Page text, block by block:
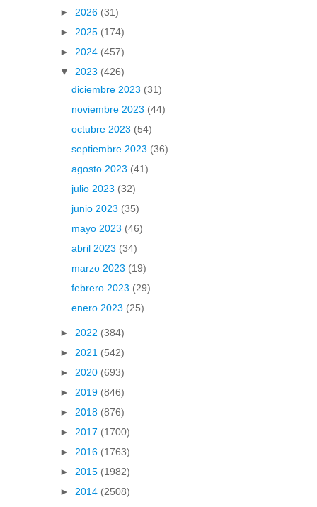
► 2026 (31)
► 2025 (174)
► 2024 (457)
▼ 2023 (426)
diciembre 2023 (31)
noviembre 2023 (44)
octubre 2023 (54)
septiembre 2023 (36)
agosto 2023 (41)
julio 2023 (32)
junio 2023 (35)
mayo 2023 (46)
abril 2023 (34)
marzo 2023 (19)
febrero 2023 (29)
enero 2023 (25)
► 2022 (384)
► 2021 (542)
► 2020 (693)
► 2019 (846)
► 2018 (876)
► 2017 (1700)
► 2016 (1763)
► 2015 (1982)
► 2014 (2508)